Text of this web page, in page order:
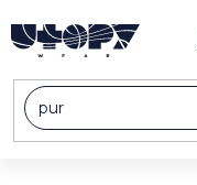
na
obsah